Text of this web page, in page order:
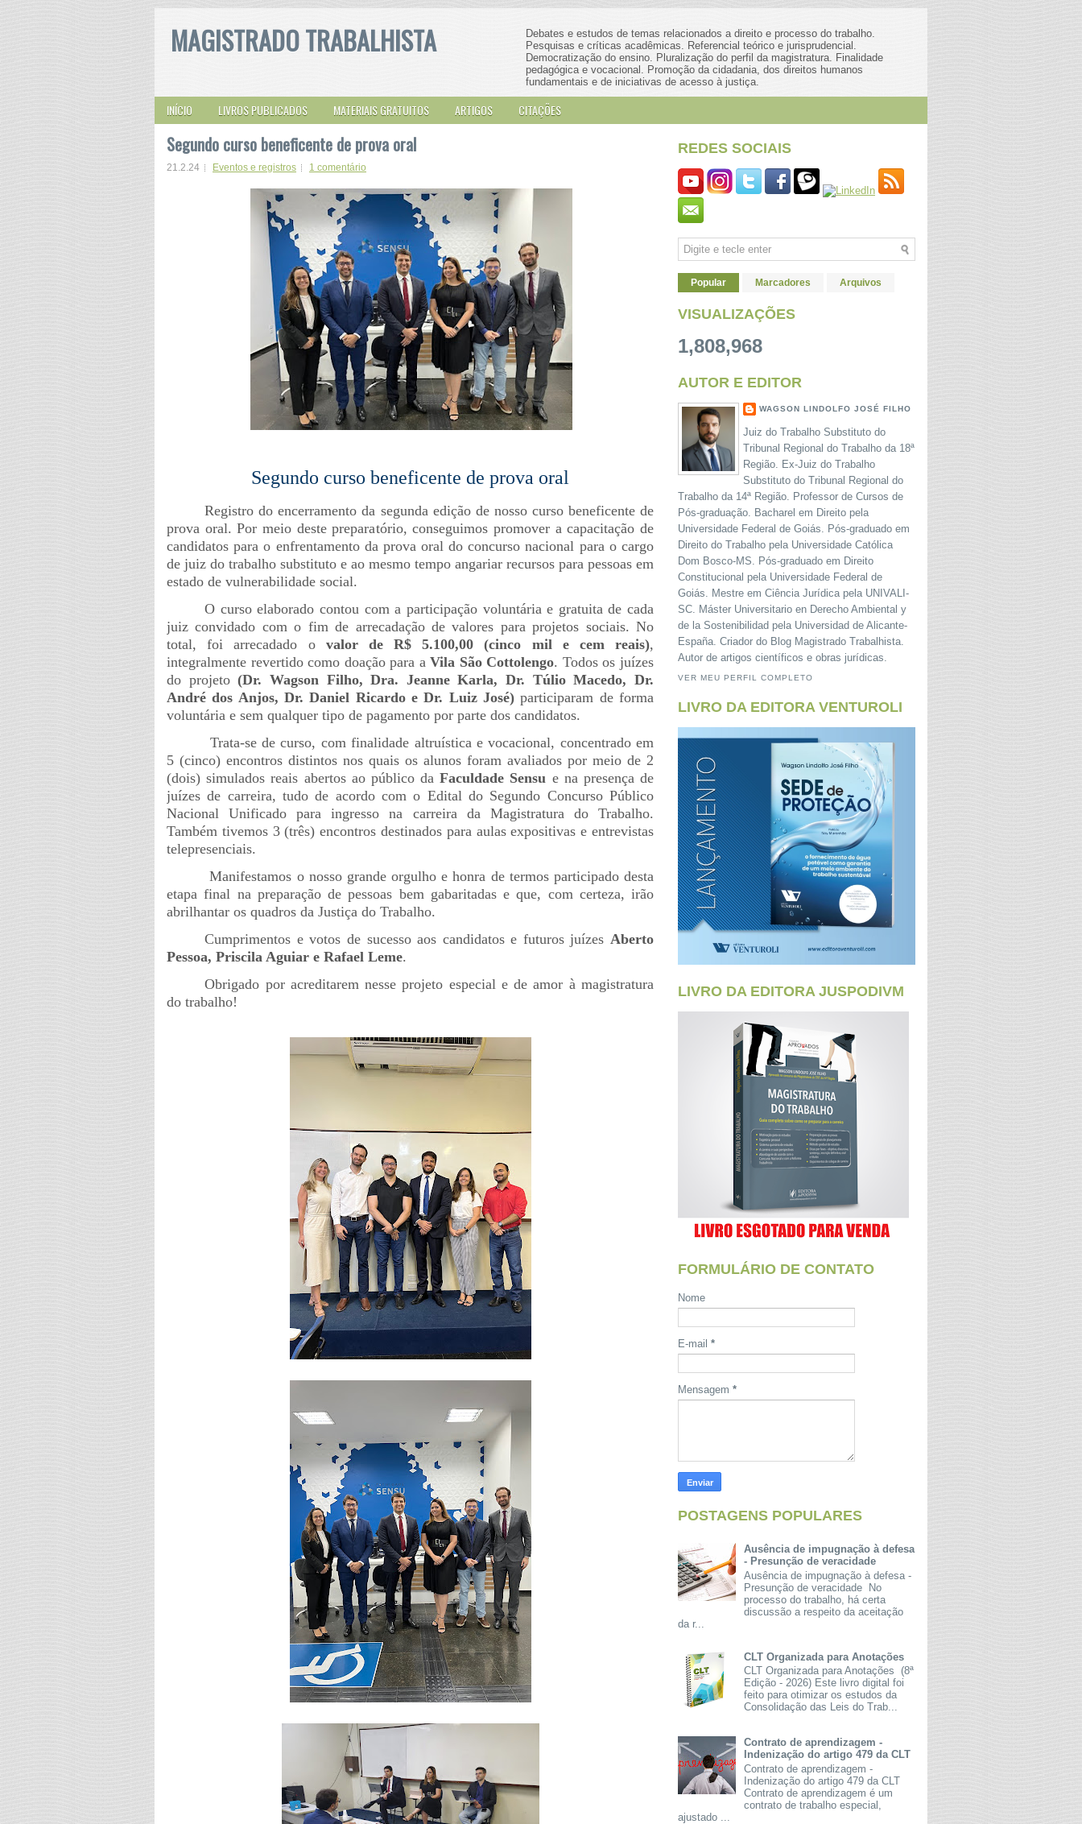
MAGISTRADO TRABALHISTA
Debates e estudos de temas relacionados a direito e processo do trabalho.
Pesquisas e críticas acadêmicas. Referencial teórico e jurisprudencial.
Democratização do ensino. Pluralização do perfil da magistratura. Finalidade
pedagógica e vocacional. Promoção da cidadania, dos direitos humanos
fundamentais e de iniciativas de acesso à justiça.
INÍCIO LIVROS PUBLICADOS MATERIAIS GRATUITOS ARTIGOS CITAÇÕES
Segundo curso beneficente de prova oral
21.2.24 Eventos e registros 1 comentário
Segundo curso beneficente de prova oral
Registro do encerramento da segunda edição de nosso curso beneficente de
prova oral. Por meio deste preparatório, conseguimos promover a capacitação de
candidatos para o enfrentamento da prova oral do concurso nacional para o cargo
de juiz do trabalho substituto e ao mesmo tempo angariar recursos para pessoas em
estado de vulnerabilidade social.
O curso elaborado contou com a participação voluntária e gratuita de cada
juiz convidado com o fim de arrecadação de valores para projetos sociais. No
total, foi arrecadado o valor de R$ 5.100,00 (cinco mil e cem reais),
integralmente revertido como doação para aVila São Cottolengo. Todos os juízes
do projeto(Dr. Wagson Filho, Dra. Jeanne Karla, Dr. Túlio Macedo, Dr.
André dos Anjos, Dr. Daniel Ricardo e Dr. Luiz José) participaram de forma
voluntária e sem qualquer tipo de pagamento por parte dos candidatos.
Trata-se de curso, com finalidade altruística e vocacional, concentrado em
5 (cinco) encontros distintos nos quais os alunos foram avaliados por meio de 2
(dois) simulados reais abertos ao público daFaculdade Sensu e na presença de
juízes de carreira, tudo de acordo com o Edital do Segundo Concurso Público
Nacional Unificado para ingresso na carreira da Magistratura do Trabalho.
Também tivemos 3 (três) encontros destinados para aulas expositivas e entrevistas
telepresenciais.
Manifestamos o nosso grande orgulho e honra de termos participado desta
etapa final na preparação de pessoas bem gabaritadas e que, com certeza, irão
abrilhantar os quadros da Justiça do Trabalho.
Cumprimentos e votos de sucesso aos candidatos e futuros juízes Aberto
Pessoa, Priscila Aguiar e Rafael Leme.
Obrigado por acreditarem nesse projeto especial e de amor à magistratura
do trabalho!
REDES SOCIAIS
Popular Marcadores Arquivos
VISUALIZAÇÕES
1,808,968
AUTOR E EDITOR
WAGSON LINDOLFO JOSÉ FILHO
Juiz do Trabalho Substituto do
Tribunal Regional do Trabalho da 18ª
Região. Ex-Juiz do Trabalho
Substituto do Tribunal Regional do
Trabalho da 14ª Região. Professor de Cursos de
Pós-graduação. Bacharel em Direito pela
Universidade Federal de Goiás. Pós-graduado em
Direito do Trabalho pela Universidade Católica
Dom Bosco-MS. Pós-graduado em Direito
Constitucional pela Universidade Federal de
Goiás. Mestre em Ciência Jurídica pela UNIVALI-
SC. Máster Universitario en Derecho Ambiental y
de la Sostenibilidad pela Universidad de Alicante-
España. Criador do Blog Magistrado Trabalhista.
Autor de artigos científicos e obras jurídicas.
VER MEU PERFIL COMPLETO
LIVRO DA EDITORA VENTUROLI
LIVRO DA EDITORA JUSPODIVM
FORMULÁRIO DE CONTATO
Nome
E-mail *
Mensagem *
POSTAGENS POPULARES
Ausência de impugnação à defesa
- Presunção de veracidade
Ausência de impugnação à defesa -
Presunção de veracidade No
processo do trabalho, há certa
discussão a respeito da aceitação
da r...
CLT Organizada para Anotações
CLT Organizada para Anotações (8ª
Edição - 2026) Este livro digital foi
feito para otimizar os estudos da
Consolidação das Leis do Trab...
Contrato de aprendizagem -
Indenização do artigo 479 da CLT
Contrato de aprendizagem -
Indenização do artigo 479 da CLT
Contrato de aprendizagem é um
contrato de trabalho especial,
ajustado ...